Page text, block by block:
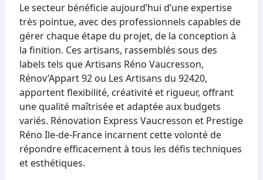
Le secteur bénéficie aujourd’hui d’une expertise
très pointue, avec des professionnels capables de
gérer chaque étape du projet, de la conception à
la finition. Ces artisans, rassemblés sous des
labels tels que Artisans Réno Vaucresson,
Rénov’Appart 92 ou Les Artisans du 92420,
apportent flexibilité, créativité et rigueur, offrant
une qualité maîtrisée et adaptée aux budgets
variés. Rénovation Express Vaucresson et Prestige
Réno Ile-de-France incarnent cette volonté de
répondre efficacement à tous les défis techniques
et esthétiques.